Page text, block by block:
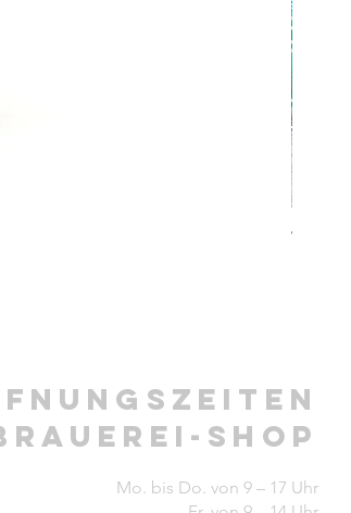
Whisky
Shop
Mo. bis Do. von 9 – 17 Uhr